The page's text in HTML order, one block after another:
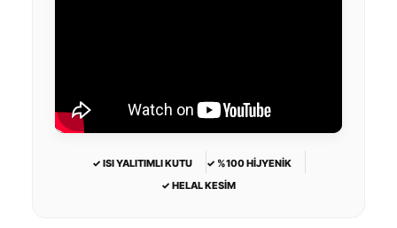
✓ ISI YALITIMLI KUTU
✓ %100 HİJYENİK
✓ HELAL KESİM